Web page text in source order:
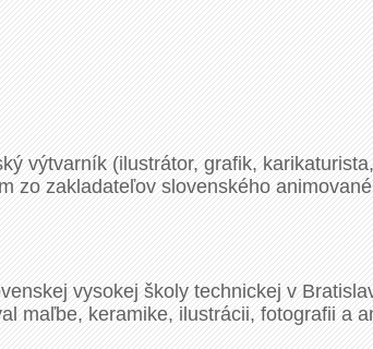
výtvarník (ilustrátor, grafik,
zo zakladateľov slovenského
vysokej školy technickej v
maľbe, keramike, ilustrácii, fotografii a